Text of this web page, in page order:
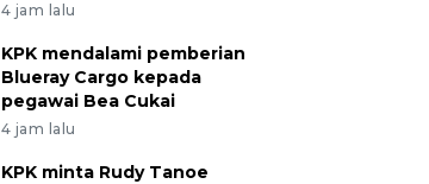
4 jam lalu
KPK mendalami pemberian
Blueray Cargo kepada
pegawai Bea Cukai
4 jam lalu
KPK minta Rudy Tanoe